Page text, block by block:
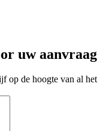
uw aanvraag
op de hoogte van al het